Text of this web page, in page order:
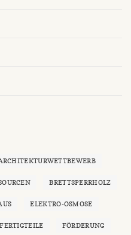
BRETTSPERRHOLZ
ELEKTRO-OSMOSE
FERTIGTEILE FÖRDERUNG